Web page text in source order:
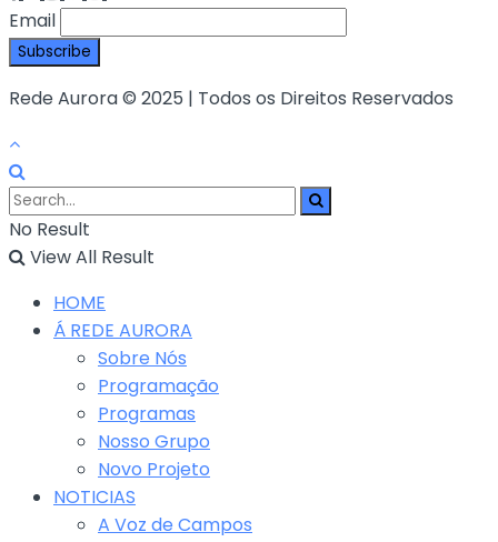
Email
Rede Aurora © 2025 | Todos os Direitos Reservados
No Result
View All Result
HOME
Á REDE AURORA
Sobre Nós
Programação
Programas
Nosso Grupo
Novo Projeto
NOTICIAS
A Voz de Campos